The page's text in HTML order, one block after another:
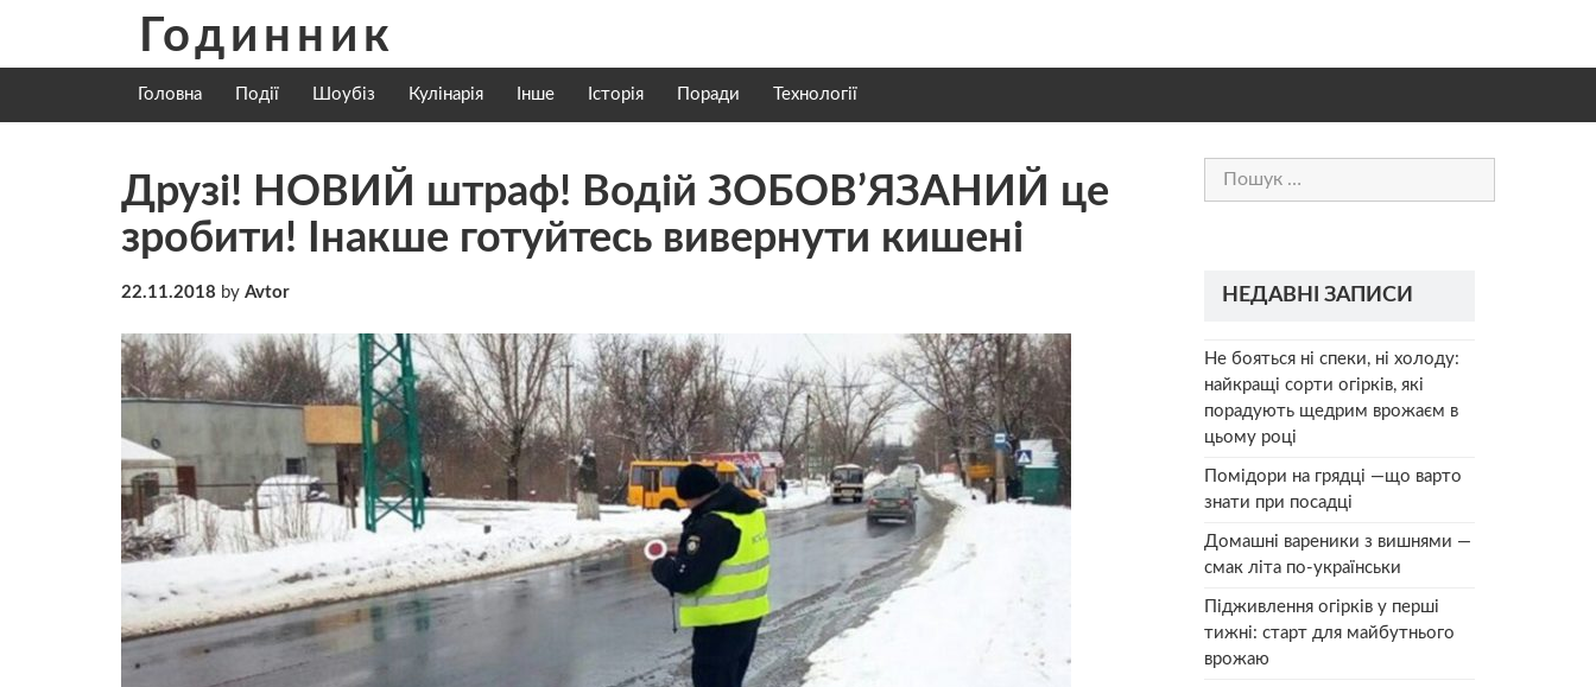
content
Годинник
Головна Події Шоубіз Кулінарія Інше Історія Поради Технології
Друзі! НОВИЙ штраф! Водій ЗОБОВ’ЯЗАНИЙ це
зробити! Інакше готуйтесь вивернути кишені
22.11.2018 by Avtor
Пошук:
НЕДАВНІ ЗАПИСИ
Не бояться ні спеки, ні холоду:
найкращі сорти огірків, які
порадують щедрим врожаєм в
цьому році
Помідори на грядці —що варто
знати при посадці
Домашні вареники з вишнями —
смак літа по-українськи
Підживлення огірків у перші
тижні: старт для майбутнього
врожаю